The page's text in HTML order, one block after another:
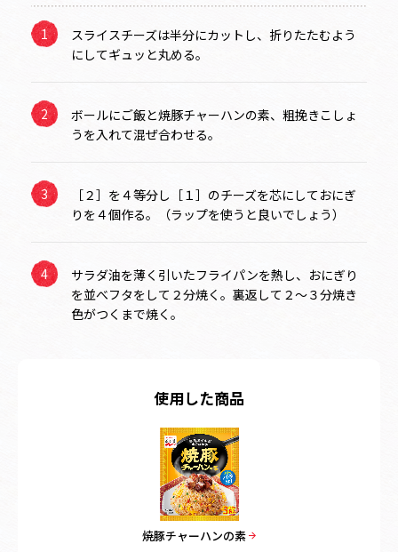
スライスチーズは半分にカットし、折りたたむよう
にしてギュッと丸める。
ボールにご飯と焼豚チャーハンの素、粗挽きこしょ
うを入れて混ぜ合わせる。
［２］を４等分し［１］のチーズを芯にしておにぎ
りを４個作る。（ラップを使うと良いでしょう）
サラダ油を薄く引いたフライパンを熱し、おにぎり
を並べフタをして２分焼く。裏返して２～３分焼き
色がつくまで焼く。
使用した商品
焼豚チャーハンの素